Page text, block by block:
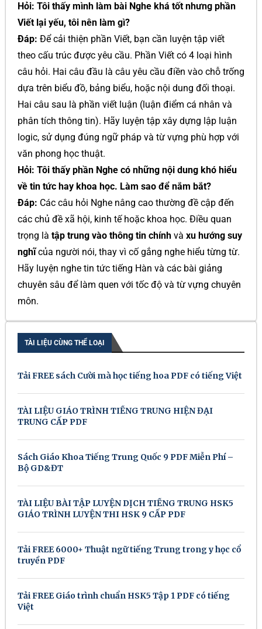
Hỏi: Tôi thấy mình làm bài Nghe khá tốt nhưng phần
Viết lại yếu, tôi nên làm gì?
Đáp: Để cải thiện phần Viết, bạn cần luyện tập viết
theo cấu trúc được yêu cầu. Phần Viết có 4 loại hình
câu hỏi. Hai câu đầu là câu yêu cầu điền vào chỗ trống
dựa trên biểu đồ, bảng biểu, hoặc nội dung đối thoại.
Hai câu sau là phần viết luận (luận điểm cá nhân và
phân tích thông tin). Hãy luyện tập xây dựng lập luận
logic, sử dụng đúng ngữ pháp và từ vựng phù hợp với
văn phong học thuật.
Hỏi: Tôi thấy phần Nghe có những nội dung khó hiểu
về tin tức hay khoa học. Làm sao để nắm bắt?
Đáp: Các câu hỏi Nghe nâng cao thường đề cập đến
các chủ đề xã hội, kinh tế hoặc khoa học. Điều quan
trọng là tập trung vào thông tin chính và xu hướng suy
nghĩcủa người nói, thay vì cố gắng nghe hiểu từng từ.
Hãy luyện nghe tin tức tiếng Hàn và các bài giảng
chuyên sâu để làm quen với tốc độ và từ vựng chuyên
môn.
TÀI LIỆU CÙNG THỂ LOẠI
Tải FREE sách Cười mà học tiếng hoa PDF có tiếng Việt
TÀI LIỆU GIÁO TRÌNH TIẾNG TRUNG HIỆN ĐẠI
TRUNG CẤP PDF
Sách Giáo Khoa Tiếng Trung Quốc 9 PDF Miễn Phí –
Bộ GD&ĐT
TÀI LIỆU BÀI TẬP LUYỆN DỊCH TIẾNG TRUNG HSK5
GIÁO TRÌNH LUYỆN THI HSK 9 CẤP PDF
Tải FREE 6000+ Thuật ngữ tiếng Trung trong y học cổ
truyền PDF
Tải FREE Giáo trình chuẩn HSK5 Tập 1 PDF có tiếng
Việt